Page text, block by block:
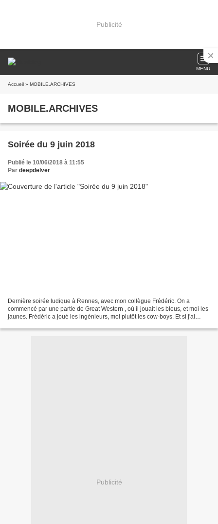
Publicité
MENU
Accueil » MOBILE.ARCHIVES
MOBILE.ARCHIVES
Soirée du 9 juin 2018
Publié le 10/06/2018 à 11:55
Par deepdelver
Dernière soirée ludique à Rennes, avec mon collègue Frédéric. On a
commencé par une partie de Great Western , où il jouait les bleus, et moi les
jaunes. Frédéric a joué les ingénieurs, moi plutôt les cow-boys. Et si j'ai
Publicité